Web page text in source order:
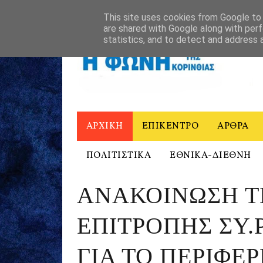
Η ΦΩΝΗ ΤΗΣ ΚΟΡΙΝΘΙΑΣ - ΙΣΤΟΡΙΚΟ
ΑΡΧΙΚΗ ΕΠΙΚΕΝΤΡΟ ΑΡΘΡΑ
ΠΟΛΙΤΙΣΤΙΚΑ ΕΘΝΙΚΑ-ΔΙΕΘΝΗ
ΑΝΑΚΟΙΝΩΣΗ
ΕΠΙΤΡΟΠΗΣ
ΓΙΑ ΤΟ
This site uses cookies from Google
are shared with Google along with
statistics, and to detect and address